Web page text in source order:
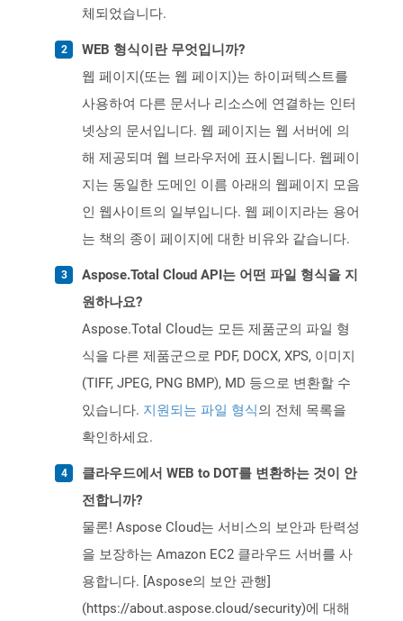
체되었습니다.
WEB 형식이란 무엇입니까?
웹 페이지(또는 웹 페이지)는 하이퍼텍스트를
사용하여 다른 문서나 리소스에 연결하는 인터
넷상의 문서입니다. 웹 페이지는 웹 서버에 의
해 제공되며 웹 브라우저에 표시됩니다. 웹페이
지는 동일한 도메인 이름 아래의 웹페이지 모음
인 웹사이트의 일부입니다. 웹 페이지라는 용어
는 책의 종이 페이지에 대한 비유와 같습니다.
Aspose.Total Cloud API는 어떤 파일 형식을 지
원하나요?
Aspose.Total Cloud는 모든 제품군의 파일 형
식을 다른 제품군으로 PDF, DOCX, XPS, 이미지
(TIFF, JPEG, PNG BMP), MD 등으로 변환할 수
있습니다. 지원되는 파일 형식의 전체 목록을
확인하세요.
클라우드에서 WEB to DOT를 변환하는 것이 안
전합니까?
물론! Aspose Cloud는 서비스의 보안과 탄력성
을 보장하는 Amazon EC2 클라우드 서버를 사
용합니다. [Aspose의 보안 관행]
(https://about.aspose.cloud/security)에 대해